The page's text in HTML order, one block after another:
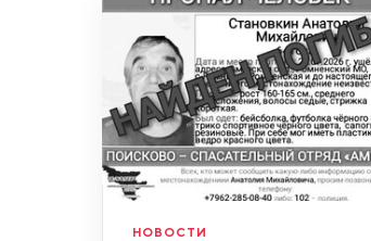
НОВОСТИ